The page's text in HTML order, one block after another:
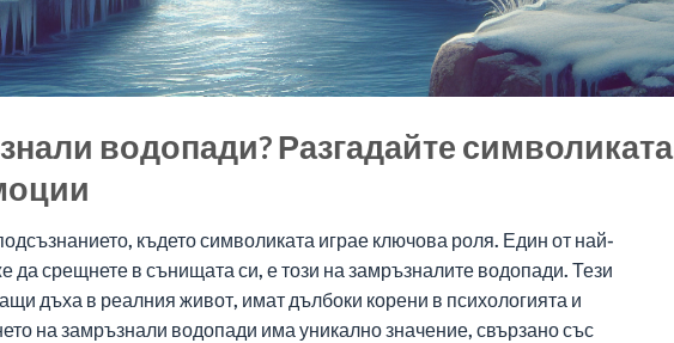
водопади? Разгадайте символиката
където символиката играе ключова роля. Един от най-
да срещнете в сънищата си, е този на замръзналите водопади. Тези
дъха в реалния живот, имат дълбоки корени в психологията и
на замръзнали водопади има уникално значение, свързано със